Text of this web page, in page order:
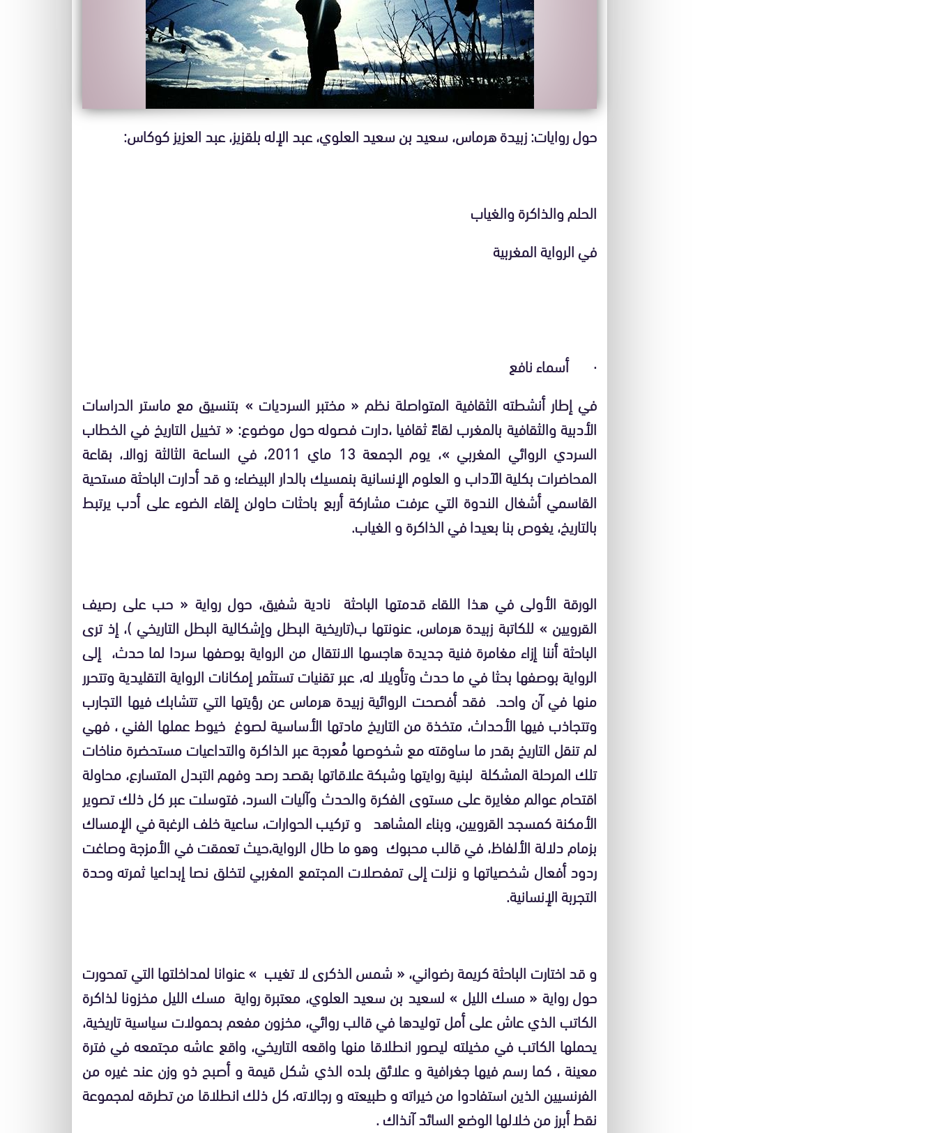
حول روايات: زبيدة هرماس، سعيد بن سعيد العلوي، عبد الإله بلقزيز، عبد العزيز كوكاس:
الحلم والذاكرة والغياب
في الرواية المغربية
· أسماء نافع
في إطار أنشطته الثقافية المتواصلة نظم « مختبر السرديات » بتنسيق مع ماستر الدراسات
الأدبية والثقافية بالمغرب لقاءً ثقافيا ،دارت فصوله حول موضوع: « تخييل التاريخ في الخطاب
السردي الروائي المغربي »، يوم الجمعة 13 ماي 2011، في الساعة الثالثة زوالا، بقاعة
المحاضرات بكلية الآداب و العلوم الإنسانية بنمسيك بالدار البيضاء؛ و قد أدارت الباحثة مستحية
القاسمي أشغال الندوة التي عرفت مشاركة أربع باحثات حاولن إلقاء الضوء على أدب يرتبط
بالتاريخ، يغوص بنا بعيدا في الذاكرة و الغياب.
الورقة الأولى في هذا اللقاء قدمتها الباحثة نادية شفيق، حول رواية « حب على رصيف
القرويين » للكاتبة زبيدة هرماس، عنونتها ب(تاريخية البطل وإشكالية البطل التاريخي )، إذ ترى
الباحثة أننا إزاء مغامرة فنية جديدة هاجسها الانتقال من الرواية بوصفها سردا لما حدث، إلى
الرواية بوصفها بحثا في ما حدث وتأويلا له، عبر تقنيات تستثمر إمكانات الرواية التقليدية وتتحرر
منها في آن واحد. فقد أفصحت الروائية زبيدة هرماس عن رؤيتها التي تتشابك فيها التجارب
وتتجاذب فيها الأحداث، متخذة من التاريخ مادتها الأساسية لصوغ خيوط عملها الفني ، فهي
لم تنقل التاريخ بقدر ما ساوقته مع شخوصها مُعرجة عبر الذاكرة والتداعيات مستحضرة مناخات
تلك المرحلة المشكلة لبنية روايتها وشبكة علاقاتها بقصد رصد وفهم التبدل المتسارع، محاولة
اقتحام عوالم مغايرة على مستوى الفكرة والحدث وآليات السرد، فتوسلت عبر كل ذلك تصوير
الأمكنة كمسجد القرويين، وبناء المشاهد و تركيب الحوارات، ساعية خلف الرغبة في الإمساك
بزمام دلالة الألفاظ، في قالب محبوك وهو ما طال الرواية،حيث تعمقت في الأمزجة وصاغت
ردود أفعال شخصياتها و نزلت إلى تمفصلات المجتمع المغربي لتخلق نصا إبداعيا ثمرته وحدة
التجربة الإنسانية.
و قد اختارت الباحثة كريمة رضواني، « شمس الذكرى لا تغيب » عنوانا لمداخلتها التي تمحورت
حول رواية « مسك الليل » لسعيد بن سعيد العلوي، معتبرة رواية مسك الليل مخزونا لذاكرة
الكاتب الذي عاش على أمل توليدها في قالب روائي، مخزون مفعم بحمولات سياسية تاريخية،
يحملها الكاتب في مخيلته ليصور انطلاقا منها واقعه التاريخي، واقع عاشه مجتمعه في فترة
معينة ، كما رسم فيها جغرافية و علائق بلده الذي شكل قيمة و أصبح ذو وزن عند غيره من
الفرنسيين الذين استفادوا من خيراته و طبيعته و رجالاته، كل ذلك انطلاقا من تطرقه لمجموعة
نقط أبرز من خلالها الوضع السائد آنذاك .